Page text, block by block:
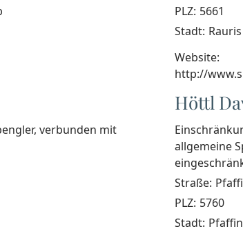
PLZ: 5661
Stadt: Rauris
Website:
http://
verbunden mit
Höttl
allgemeine
Straße:
PLZ: 5760
Stadt: